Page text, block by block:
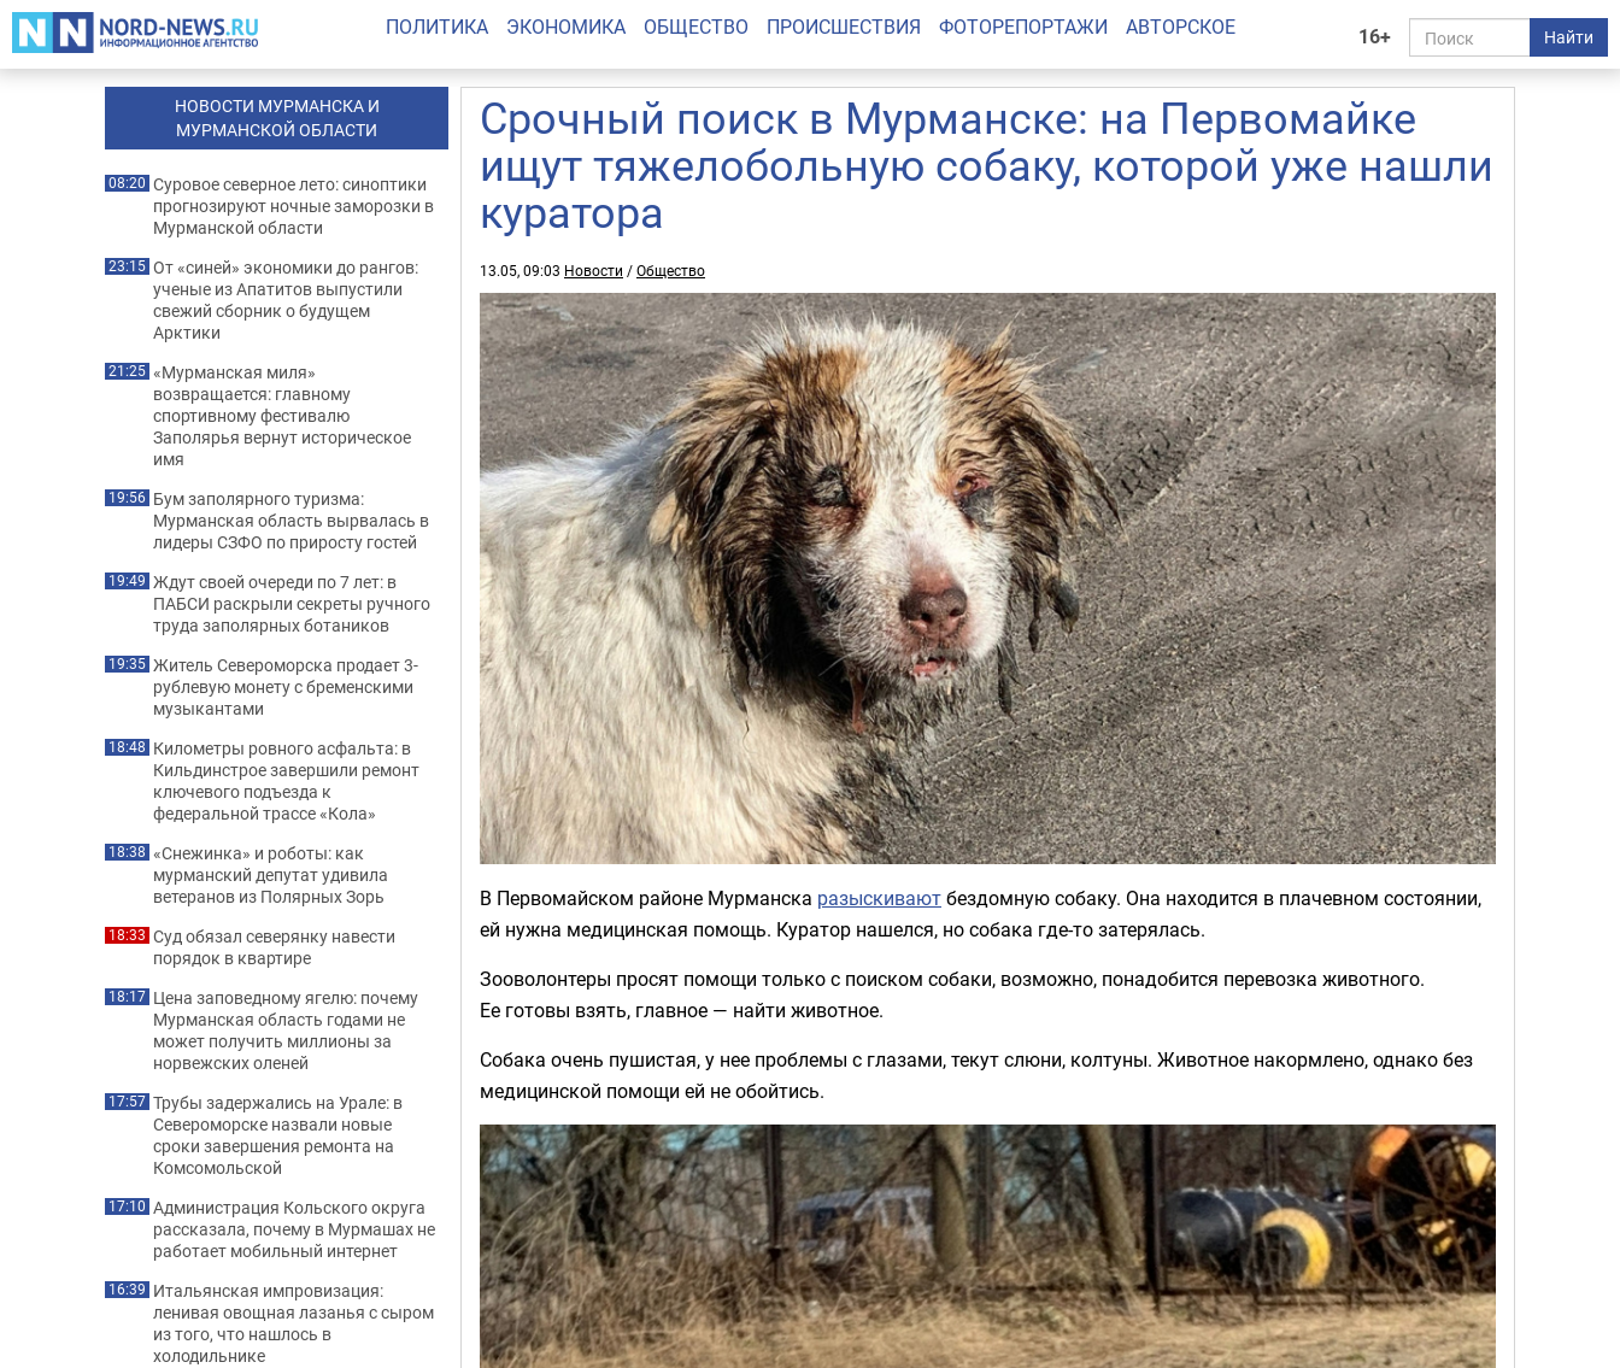
16+ Найти
ПОЛИТИКА ЭКОНОМИКА ОБЩЕСТВО ПРОИСШЕСТВИЯ ФОТОРЕПОРТАЖИ АВТОРСКОЕ
Срочный поиск в Мурманске: на Первомайке
ищут тяжелобольную собаку, которой уже нашли
куратора
13.05, 09:03 Новости /Общество
В Первомайском районе Мурманска разыскиваютбездомную собаку. Она находится в плачевном состоянии,
ей нужна медицинская помощь. Куратор нашелся, но собака где-то затерялась.
Зооволонтеры просят помощи только с поиском собаки, возможно, понадобится перевозка животного.
Ее готовы взять, главное — найти животное.
Собака очень пушистая, у нее проблемы с глазами, текут слюни, колтуны. Животное накормлено, однако без
медицинской помощи ей не обойтись.
НОВОСТИ МУРМАНСКА И
МУРМАНСКОЙ ОБЛАСТИ
08:20 Суровое северное лето: синоптики
прогнозируют ночные заморозки в
Мурманской области
23:15 От «синей» экономики до рангов:
ученые из Апатитов выпустили
свежий сборник о будущем
Арктики
21:25 «Мурманская миля»
возвращается: главному
спортивному фестивалю
Заполярья вернут историческое
имя
19:56 Бум заполярного туризма:
Мурманская область вырвалась в
лидеры СЗФО по приросту гостей
19:49 Ждут своей очереди по 7 лет: в
ПАБСИ раскрыли секреты ручного
труда заполярных ботаников
19:35 Житель Североморска продает 3-
рублевую монету с бременскими
музыкантами
18:48 Километры ровного асфальта: в
Кильдинстрое завершили ремонт
ключевого подъезда к
федеральной трассе «Кола»
18:38 «Снежинка» и роботы: как
мурманский депутат удивила
ветеранов из Полярных Зорь
18:33 Суд обязал северянку навести
порядок в квартире
18:17 Цена заповедному ягелю: почему
Мурманская область годами не
может получить миллионы за
норвежских оленей
17:57 Трубы задержались на Урале: в
Североморске назвали новые
сроки завершения ремонта на
Комсомольской
17:10 Администрация Кольского округа
рассказала, почему в Мурмашах не
работает мобильный интернет
16:39 Итальянская импровизация:
ленивая овощная лазанья с сыром
из того, что нашлось в
холодильнике